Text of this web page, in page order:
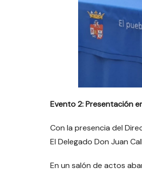
Evento 2: Presentación
Con la presencia del
El Delegado Don Juan
En un salón de actos